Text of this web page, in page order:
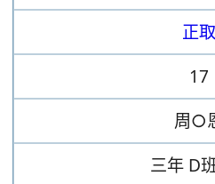
正取
17
周○
三年 D